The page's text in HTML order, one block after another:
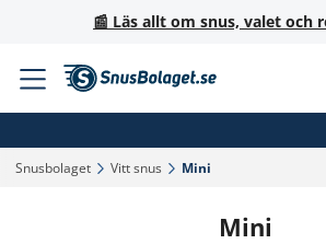
📰 Läs allt om snus, valet och
Snusbolaget‎ Vitt snus‎ Mini‎
Mini